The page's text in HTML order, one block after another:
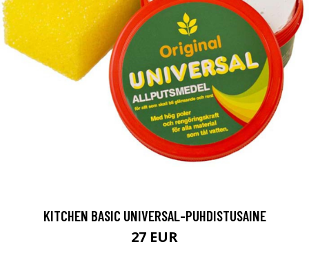
KITCHEN BASIC UNIVERSAL-PUHDISTUSAINE
27 EUR